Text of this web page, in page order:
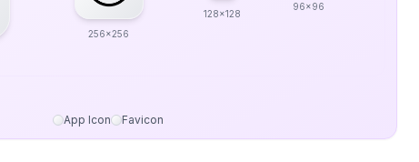
256x256
128x128
96x96
App Icon Favicon